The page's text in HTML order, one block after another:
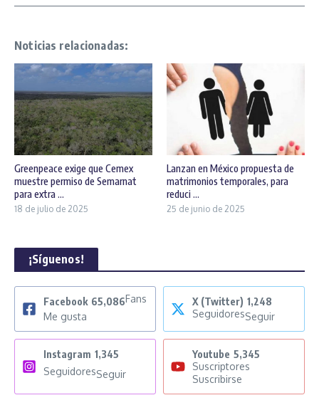
Noticias relacionadas:
Greenpeace exige que Cemex
muestre permiso de Semarnat
para extra ...
18 de julio de 2025
Lanzan en México propuesta de
matrimonios temporales, para
reduci ...
25 de junio de 2025
¡Síguenos!
Facebook 65,086Fans
Me gusta
X (Twitter) 1,248
SeguidoresSeguir
Instagram 1,345
SeguidoresSeguir
Youtube 5,345
Suscriptores
Suscribirse